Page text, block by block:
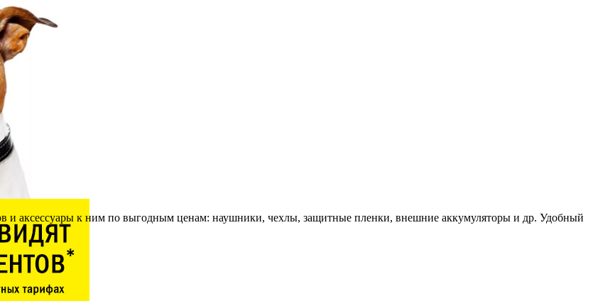
и аксессуары к ним по выгодным ценам: наушники, чехлы, защитные пленки, внешние аккумуляторы и др. Удобный